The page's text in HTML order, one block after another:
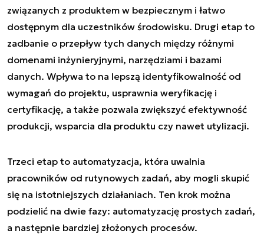
związanych z produktem w bezpiecznym i łatwo
dostępnym dla uczestników środowisku. Drugi etap to
zadbanie o przepływ tych danych między różnymi
domenami inżynieryjnymi, narzędziami i bazami
danych. Wpływa to na lepszą identyfikowalność od
wymagań do projektu, usprawnia weryfikację i
certyfikację, a także pozwala zwiększyć efektywność
produkcji, wsparcia dla produktu czy nawet utylizacji.
Trzeci etap to automatyzacja, która uwalnia
pracowników od rutynowych zadań, aby mogli skupić
się na istotniejszych działaniach. Ten krok można
podzielić na dwie fazy: automatyzację prostych zadań,
a następnie bardziej złożonych procesów.